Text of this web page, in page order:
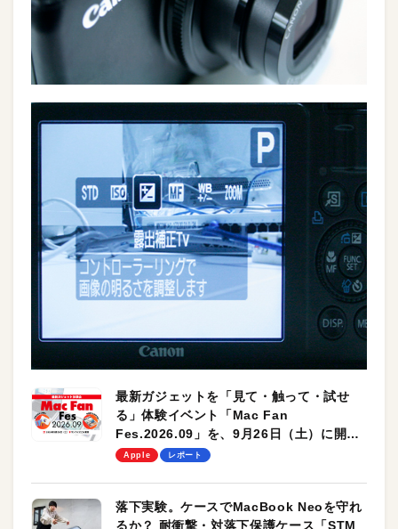
最新ガジェットを「見て・触って・試せ
る」体験イベント「Mac Fan
Fes.2026.09」を、9月26日（土）に開催
します！
Apple レポート
落下実験。ケースでMacBook Neoを守れ
るか？ 耐衝撃・対落下保護ケース「STM